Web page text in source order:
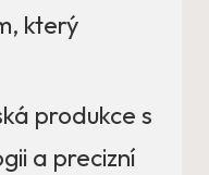
který
produkce s
a precizní